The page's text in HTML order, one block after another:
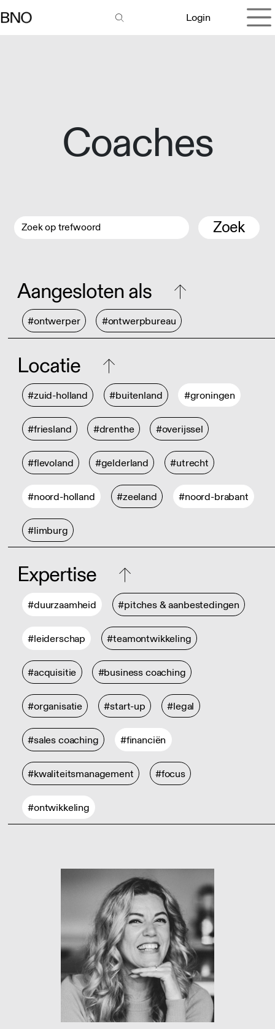
Login
Coaches
Zoek
Aangesloten als
#ontwerper #ontwerpbureau
Locatie
#zuid-holland #buitenland #groningen
#friesland #drenthe #overijssel
#flevoland #gelderland #utrecht
#noord-holland #zeeland #noord-brabant
#limburg
Expertise
#duurzaamheid #pitches & aanbestedingen
#leiderschap #teamontwikkeling
#acquisitie #business coaching
#organisatie #start-up #legal
#sales coaching #financiën
#kwaliteitsmanagement #focus
#ontwikkeling